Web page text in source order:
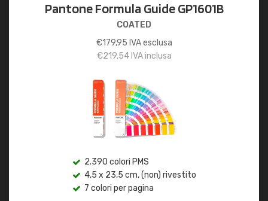
Pantone Formula Guide GP1601B
COATED
€179,95 IVA esclusa
€219,54IVA inclusa
2.390 colori PMS
4,5 x 23,5 cm, (non) rivestito
7 colori per pagina